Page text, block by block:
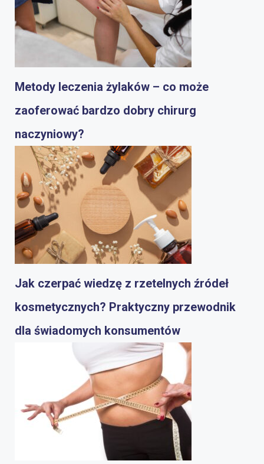
Metody leczenia żylaków – co może
zaoferować bardzo dobry chirurg
naczyniowy?
Jak czerpać wiedzę z rzetelnych źródeł
kosmetycznych? Praktyczny przewodnik
dla świadomych konsumentów